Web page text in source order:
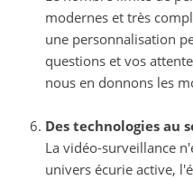
modernes et très
une personnalisation
questions et vos
nous en donnons les
Des technologies au
La vidéo-surveillance
univers écurie active,